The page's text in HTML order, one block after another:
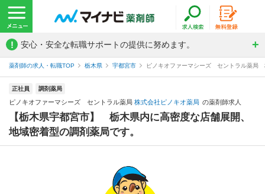
! 安心・安全な転職サポートの提供に努めます。
薬剤師の求人・転職TOP 栃木県 宇都宮市 ピノキオファーマシーズ セントラル薬局
正社員 調剤薬局
ピノキオファーマシーズ セントラル薬局 株式会社ピノキオ薬局 の薬剤師求人
【栃木県宇都宮市】 栃木県内に高密度な店舗展開、
地域密着型の調剤薬局です。